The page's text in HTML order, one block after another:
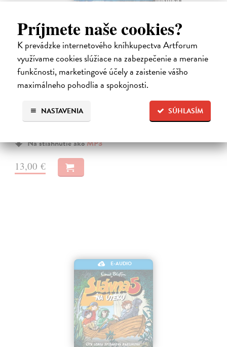
Príjmete naše cookies?
K prevádzke internetového kníhkupectva Artforum
využívame cookies slúžiace na zabezpečenie a meranie
funkčnosti, marketingové účely a zaistenie vášho
maximálneho pohodlia a spokojnosti.
SÚHLASÍM
NASTAVENIA
Až dozrieme
Básnik Milan Rúfus patrí medzi najvýraznejšie osobnosti slovenskej
poézie. Debutoval básnickou zbierkou Až dozrieme (1956), ktorá
Na stiahnutie akoMP3
13,00 €
E-AUDIO